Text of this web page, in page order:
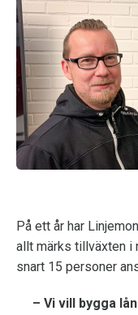
På ett år har
allt märks tillväxten i
snart 15 personer
– Vi vill bygga